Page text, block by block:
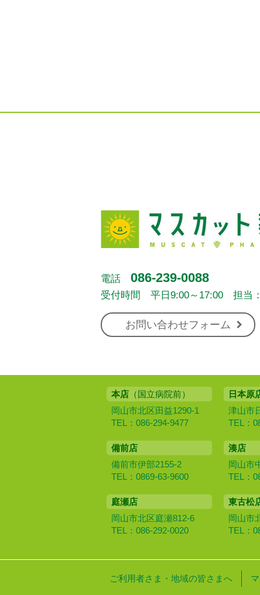
電話 086-239-0088
受付時間 平日9:00～17:00 担当
お問い合わせフォーム
本店 （国立病院前）
岡山市北区田益1290-1
TEL：086-294-9477
日本原
津山市
TEL：
備前店
備前市伊部2155-2
TEL：0869-63-9600
湊店
岡山市
TEL：
庭瀬店
岡山市北区庭瀬812-6
TEL：086-292-0020
東古松
岡山市
TEL：
ご利用者さま・地域の皆さまへ